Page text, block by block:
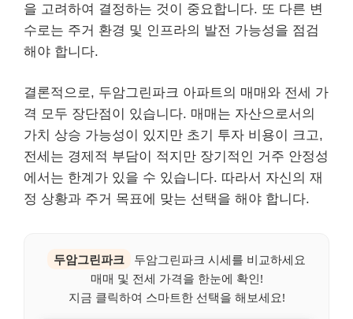
을 고려하여 결정하는 것이 중요합니다. 또 다른 변
수로는 주거 환경 및 인프라의 발전 가능성을 점검
해야 합니다.
결론적으로, 두암그린파크 아파트의 매매와 전세 가
격 모두 장단점이 있습니다. 매매는 자산으로서의
가치 상승 가능성이 있지만 초기 투자 비용이 크고,
전세는 경제적 부담이 적지만 장기적인 거주 안정성
에서는 한계가 있을 수 있습니다. 따라서 자신의 재
정 상황과 주거 목표에 맞는 선택을 해야 합니다.
두암그린파크
두암그린파크 시세를 비교하세요
매매 및 전세 가격을 한눈에 확인!
지금 클릭하여 스마트한 선택을 해보세요!